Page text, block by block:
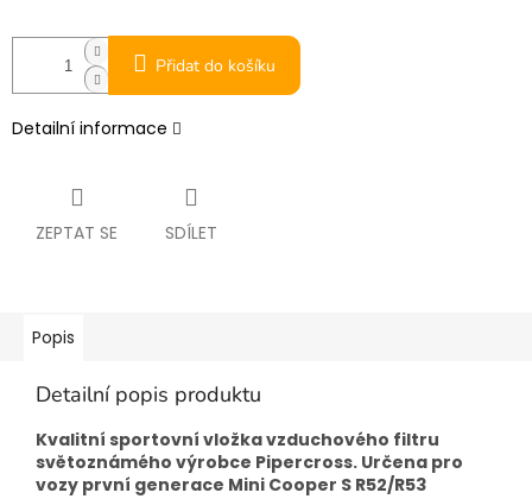
Přidat do košíku
Detailní informace
ZEPTAT SE SDÍLET
Popis
Detailní popis produktu
Kvalitní sportovní vložka vzduchového filtru
světoznámého výrobce Pipercross. Určena pro
vozy první generace Mini Cooper S R52/R53